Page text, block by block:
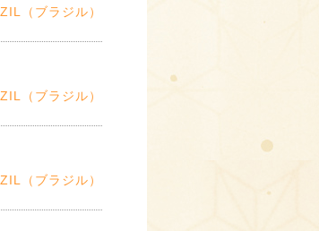
（ブラジル）
（ブラジル）
（ブラジル）